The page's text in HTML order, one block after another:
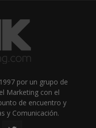
por un grupo de
Marketing con el
de encuentro y
y Comunicación.